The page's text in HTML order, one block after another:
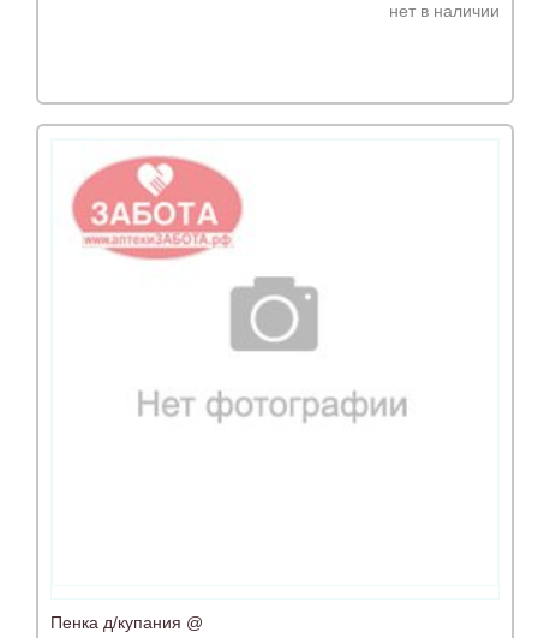
нет в наличии
Пенка д/купания @